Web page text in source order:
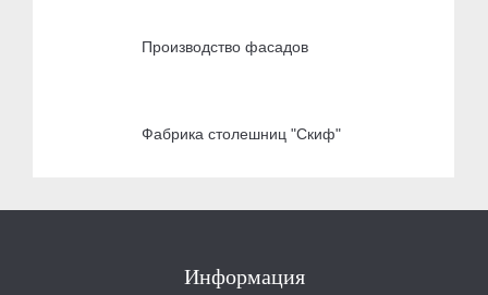
Производство фасадов
Фабрика столешниц "Скиф"
Информация